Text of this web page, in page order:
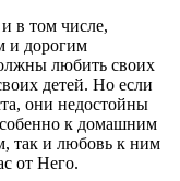
в том числе,
и дорогим
любить своих
детей. Но если
они недостойны
к домашним
так и любовь к ним
от Него.